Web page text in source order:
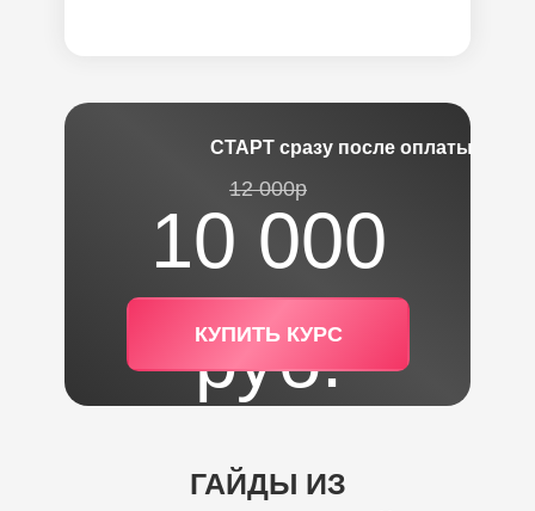
10 000
руб.
КУПИТЬ КУРС
СТАРТ сразу после оплаты
12 000р
ГАЙДЫ ИЗ